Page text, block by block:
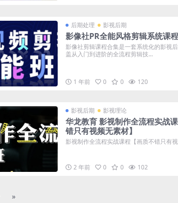
后期处理 影视后期
影像社PR全能风格剪辑系统课程
影像社剪辑课程合集是一套系统化的影视
盖从入门到进阶的全流程剪辑技...
1 年前 0 0 120
影视后期 影视理论
华龙教育 影视制作全流程实战
错只有视频无素材】
影视制作全流程实战课程【画质不错只有视
2 年前 0 0 102
»